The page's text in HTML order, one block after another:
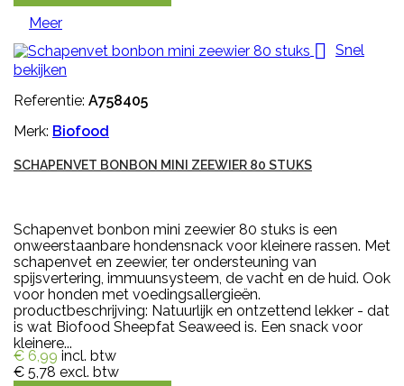
Meer
 Snel
bekijken
Referentie: A758405
Merk: Biofood
SCHAPENVET BONBON MINI ZEEWIER 80 STUKS
Schapenvet bonbon mini zeewier 80 stuks is een
onweerstaanbare hondensnack voor kleinere rassen. Met
schapenvet en zeewier, ter ondersteuning van
spijsvertering, immuunsysteem, de vacht en de huid. Ook
voor honden met voedingsallergieën.
productbeschrijving: Natuurlijk en ontzettend lekker - dat
is wat Biofood Sheepfat Seaweed is. Een snack voor
kleinere...
€ 6,99 incl. btw
€ 5,78 excl. btw